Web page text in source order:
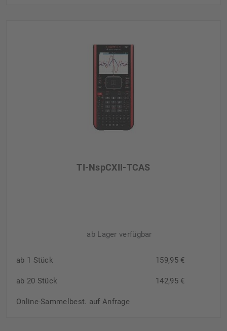
TI-NspCXII-TCAS
ab Lager verfügbar
ab 1 Stück 159,95 €
ab 20 Stück 142,95 €
Online-Sammelbest. auf Anfrage